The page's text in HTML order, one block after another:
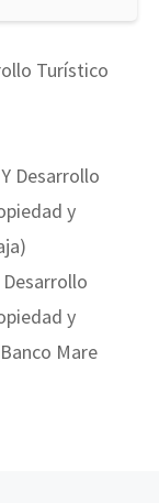
Turístico
Desarrollo
y
y
Mare